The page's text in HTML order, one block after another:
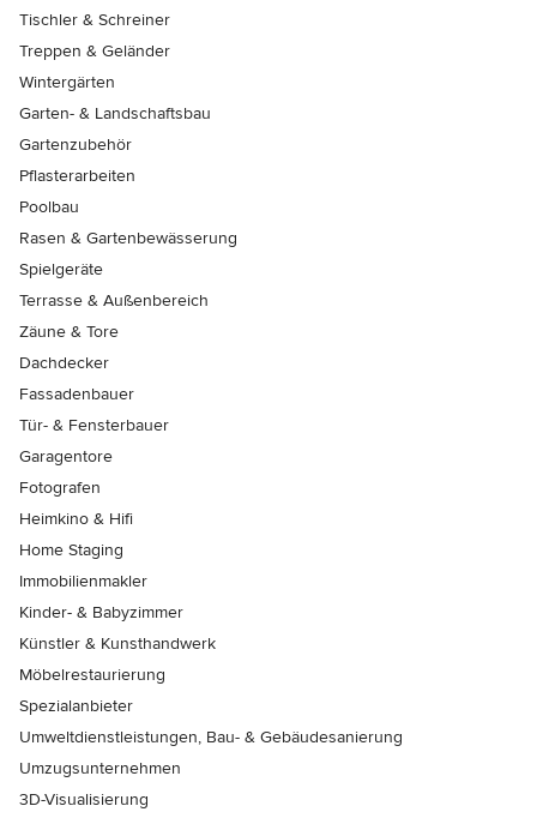
Tischler & Schreiner
Treppen & Geländer
Wintergärten
Garten- & Landschaftsbau
Gartenzubehör
Pflasterarbeiten
Poolbau
Rasen & Gartenbewässerung
Spielgeräte
Terrasse & Außenbereich
Zäune & Tore
Dachdecker
Fassadenbauer
Tür- & Fensterbauer
Garagentore
Fotografen
Heimkino & Hifi
Home Staging
Immobilienmakler
Kinder- & Babyzimmer
Künstler & Kunsthandwerk
Möbelrestaurierung
Spezialanbieter
Umweltdienstleistungen, Bau- & Gebäudesanierung
Umzugsunternehmen
3D-Visualisierung